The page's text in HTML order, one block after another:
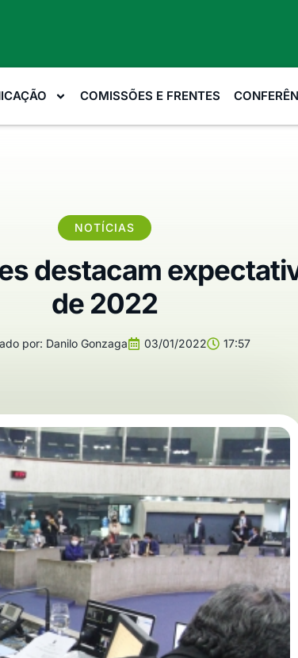
COMISSÕES E FRENTES
NOTÍCIAS
destacam
de 2022
por: Danilo Gonzaga 03/01/2022 17:57